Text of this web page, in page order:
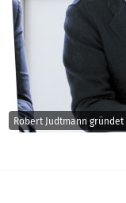
Robert Judtmann